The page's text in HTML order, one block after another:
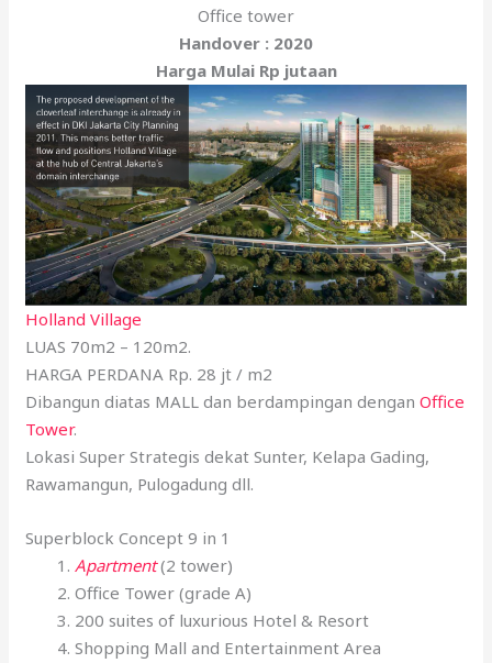
Office tower
Handover : 2020
Harga Mulai Rp jutaan
Holland Village
LUAS 70m2 – 120m2.
HARGA PERDANA Rp. 28 jt / m2
Dibangun diatas MALL dan berdampingan denganOffice
Tower.
Lokasi Super Strategis dekat Sunter, Kelapa Gading,
Rawamangun, Pulogadung dll.
Superblock Concept 9 in 1
Apartment(2 tower)
Office Tower (grade A)
200 suites of luxurious Hotel & Resort
Shopping Mall and Entertainment Area